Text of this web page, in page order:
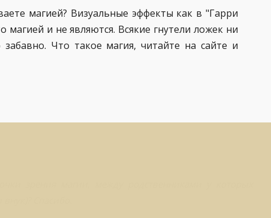
магией? Визуальные эффекты как в "Гарри
магией и не являются. Всякие гнутели ложек ни
Что такое магия, читайте на сайте и